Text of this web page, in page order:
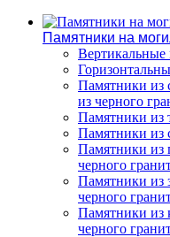
Памятники на
Памятники из
из черного
Памятники из
Памятники из
Памятники из
черного
Памятники из
черного
Памятники из
черного